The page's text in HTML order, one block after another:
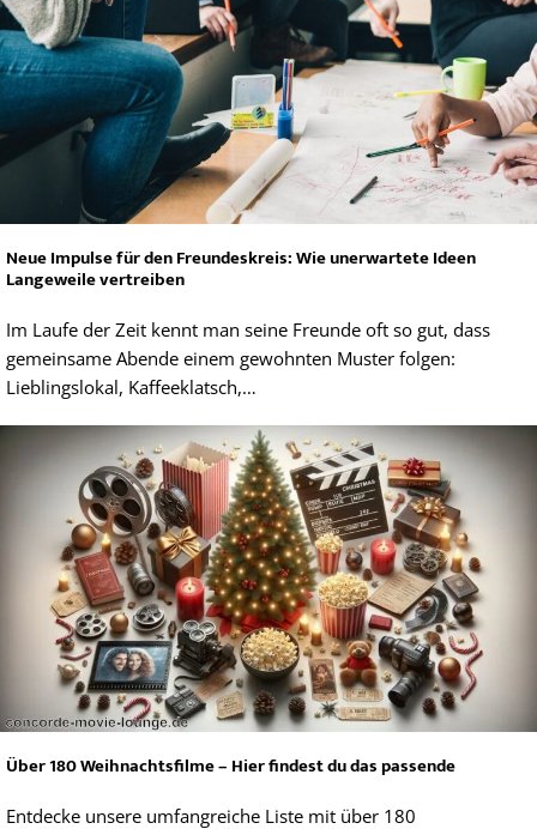
Neue Impulse für den Freundeskreis: Wie unerwartete Ideen
Langeweile vertreiben
Im Laufe der Zeit kennt man seine Freunde oft so gut, dass
gemeinsame Abende einem gewohnten Muster folgen:
Lieblingslokal, Kaffeeklatsch,…
Über 180 Weihnachtsfilme – Hier findest du das passende
Entdecke unsere umfangreiche Liste mit über 180